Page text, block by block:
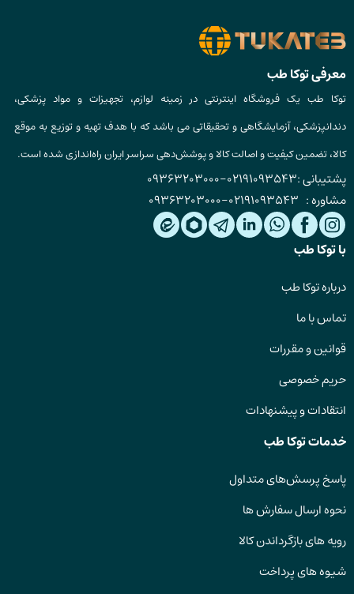
معرفی توکا طب
توکا طب یک فروشگاه اینترنتی در زمینه لوازم، تجهیزات و مواد پزشکی،
دندانپزشکی، آزمایشگاهی و تحقیقاتی می باشد که با هدف تهیه و توزیع به موقع
کالا، تضمین کیفیت و اصالت کالا و پوشش‌دهی سراسر ایران راه‌اندازی شده است.
پشتیبانی :02191093543
-
09363203000
مشاوره : 02191093543
-
09363203000
با توکا طب
درباره توکا طب
تماس با ما
قوانین و مقررات
حریم خصوصی
انتقادات و پیشنهادات
خدمات توکا طب
پاسخ پرسش‌های متداول
نحوه ارسال سفارش ها
رویه های بازگرداندن کالا
شیوه های پرداخت